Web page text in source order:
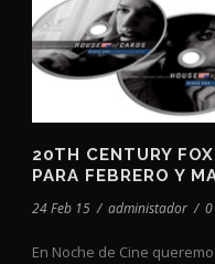
20TH CENTURY
PARA FEBRERO Y
24 Feb 15 / administador / 0
En Noche de Cine